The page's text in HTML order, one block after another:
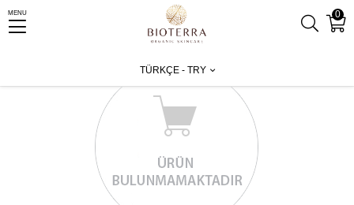
0
MENU
TÜRKÇE - TRY